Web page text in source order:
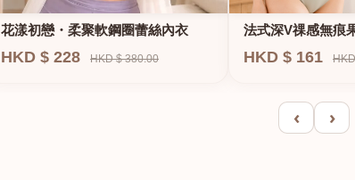
花漾初戀・柔聚軟鋼圈蕾絲內衣
HKD $ 228 HKD $ 380.00
法式深V祼感無痕
圈內衣
HKD $ 161
‹ ›